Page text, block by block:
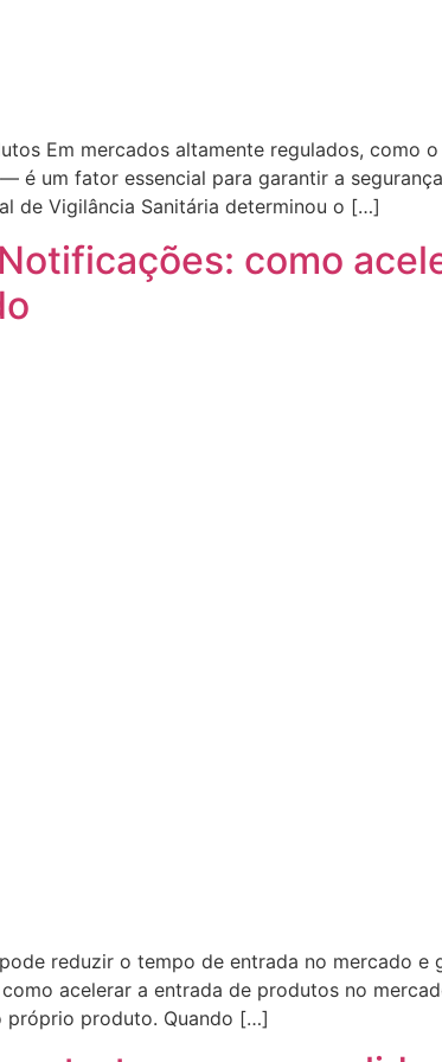
Em mercados altamente regulados, como
é um fator essencial para garantir a
de Vigilância Sanitária determinou o […]
como
reduzir o tempo de entrada no mercado
acelerar a entrada de produtos no
próprio produto. Quando […]